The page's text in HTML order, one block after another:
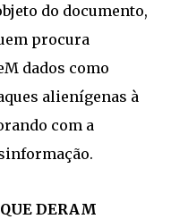
do documento,
procura
dados como
alienígenas à
com a
DERAM